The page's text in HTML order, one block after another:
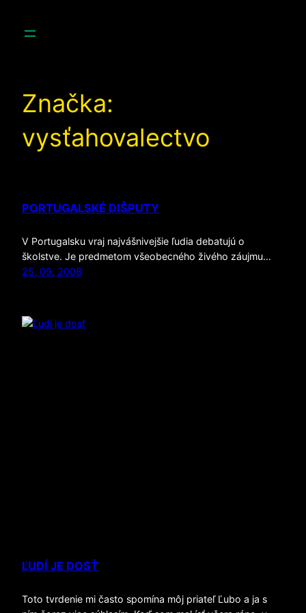
Značka:
vysťahovalectvo
PORTUGALSKÉ DIŠPUTY
V Portugalsku vraj najvášnivejšie ľudia debatujú o
školstve. Je predmetom všeobecného živého záujmu…
25. 09. 2008
ĽUDÍ JE DOSŤ
Toto tvrdenie mi často spomína môj priateľ Ľubo a ja s